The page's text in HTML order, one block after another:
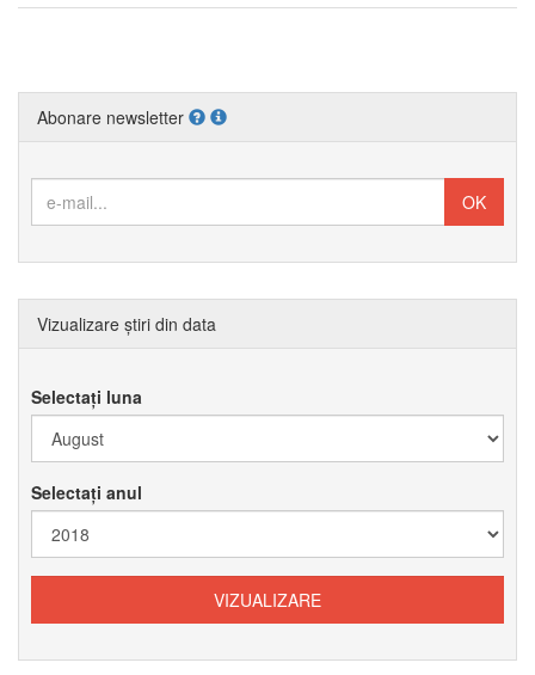
Abonare newsletter
Vizualizare știri din data
Selectați luna
Selectați anul